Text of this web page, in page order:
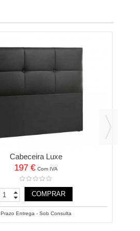
Cabeceira Luxe
197 € Com IVA
COMPRAR
Prazo Entrega - Sob Consulta